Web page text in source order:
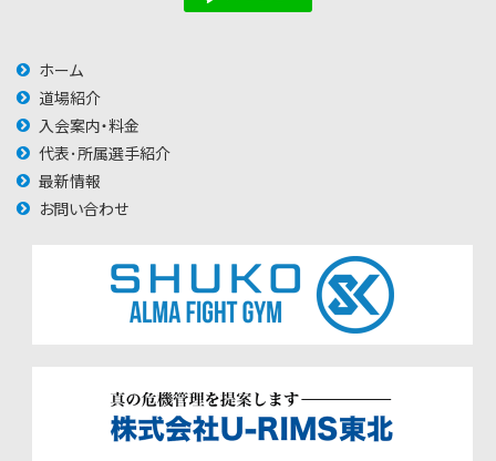
ホーム
道場紹介
入会案内・料金
代表･所属選手紹介
最新情報
お問い合わせ